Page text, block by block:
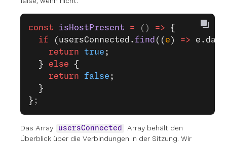
const isHostPresent = () => {
  if
(usersConnected.find (( e ) =>
    return
true ;
  }
else {
    return
false ;
  }
} ;
Das Array usersConnected
Array behält den
Überblick über die Verbindungen in der Sitzung. Wir